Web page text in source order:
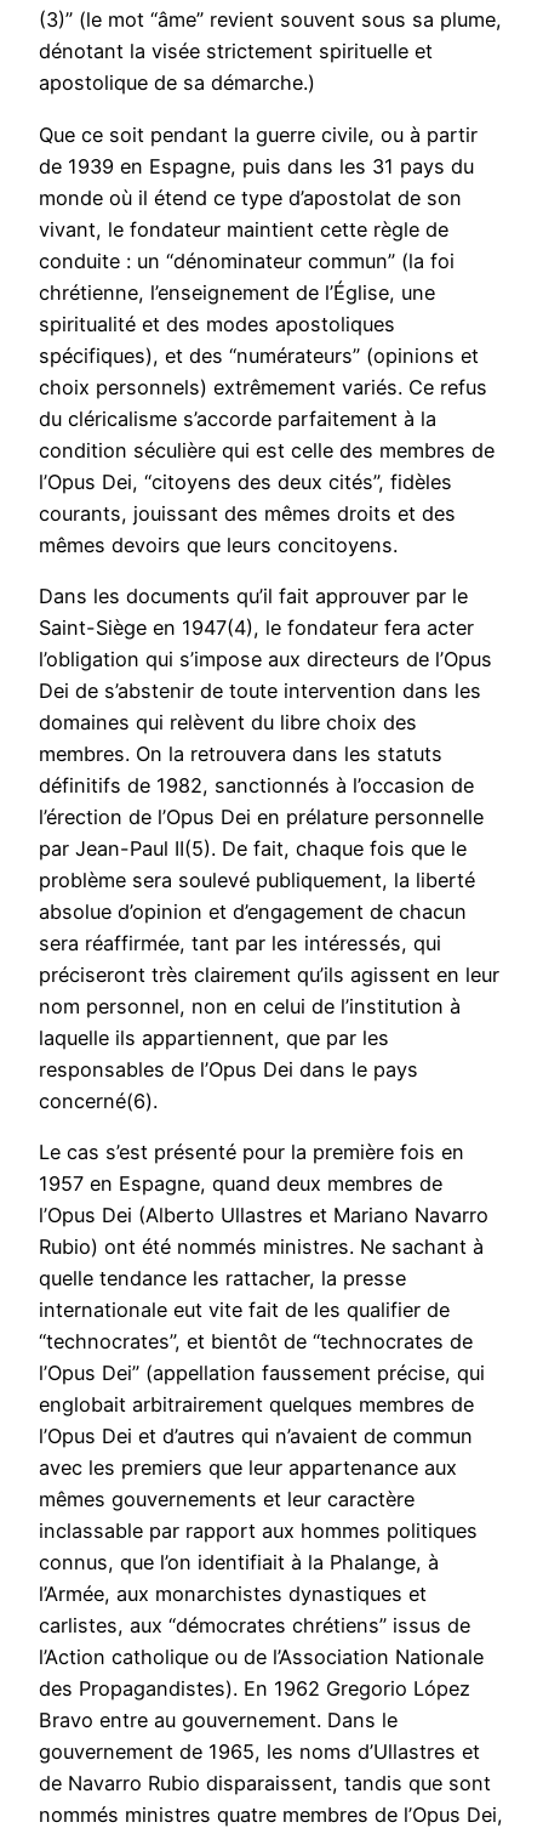
(3)” (le mot “âme” revient souvent sous sa plume,
dénotant la visée strictement spirituelle et
apostolique de sa démarche.)
Que ce soit pendant la guerre civile, ou à partir
de 1939 en Espagne, puis dans les 31 pays du
monde où il étend ce type d’apostolat de son
vivant, le fondateur maintient cette règle de
conduite : un “dénominateur commun” (la foi
chrétienne, l’enseignement de l’Église, une
spiritualité et des modes apostoliques
spécifiques), et des “numérateurs” (opinions et
choix personnels) extrêmement variés. Ce refus
du cléricalisme s’accorde parfaitement à la
condition séculière qui est celle des membres de
l’Opus Dei, “citoyens des deux cités”, fidèles
courants, jouissant des mêmes droits et des
mêmes devoirs que leurs concitoyens.
Dans les documents qu’il fait approuver par le
Saint-Siège en 1947(4), le fondateur fera acter
l’obligation qui s’impose aux directeurs de l’Opus
Dei de s’abstenir de toute intervention dans les
domaines qui relèvent du libre choix des
membres. On la retrouvera dans les statuts
définitifs de 1982, sanctionnés à l’occasion de
l’érection de l’Opus Dei en prélature personnelle
par Jean-Paul II(5). De fait, chaque fois que le
problème sera soulevé publiquement, la liberté
absolue d’opinion et d’engagement de chacun
sera réaffirmée, tant par les intéressés, qui
préciseront très clairement qu’ils agissent en leur
nom personnel, non en celui de l’institution à
laquelle ils appartiennent, que par les
responsables de l’Opus Dei dans le pays
concerné(6).
Le cas s’est présenté pour la première fois en
1957 en Espagne, quand deux membres de
l’Opus Dei (Alberto Ullastres et Mariano Navarro
Rubio) ont été nommés ministres. Ne sachant à
quelle tendance les rattacher, la presse
internationale eut vite fait de les qualifier de
“technocrates”, et bientôt de “technocrates de
l’Opus Dei” (appellation faussement précise, qui
englobait arbitrairement quelques membres de
l’Opus Dei et d’autres qui n’avaient de commun
avec les premiers que leur appartenance aux
mêmes gouvernements et leur caractère
inclassable par rapport aux hommes politiques
connus, que l’on identifiait à la Phalange, à
l’Armée, aux monarchistes dynastiques et
carlistes, aux “démocrates chrétiens” issus de
l’Action catholique ou de l’Association Nationale
des Propagandistes). En 1962 Gregorio López
Bravo entre au gouvernement. Dans le
gouvernement de 1965, les noms d’Ullastres et
de Navarro Rubio disparaissent, tandis que sont
nommés ministres quatre membres de l’Opus Dei,